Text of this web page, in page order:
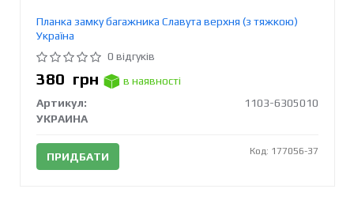
Планка замку багажника Славута верхня (з тяжкою)
Україна
0 відгуків
380 грн
в наявності
Артикул:
1103-6305010
УКРАИНА
ПРИДБАТИ Код: 177056-37